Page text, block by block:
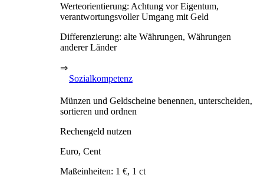
Werteorientierung: Achtung vor Eigentum,
verantwortungsvoller Umgang mit Geld
Differenzierung: alte Währungen, Währungen
anderer Länder
⇒
Sozialkompetenz
Münzen und Geldscheine benennen, unterscheiden,
sortieren und ordnen
Rechengeld nutzen
Euro, Cent
Maßeinheiten: 1 €, 1 ct